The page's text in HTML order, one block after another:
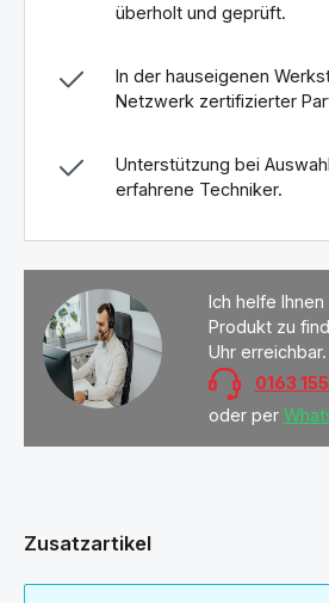
überholt und geprüft.
In der hauseigenen
Netzwerk zertifizierter
Unterstützung bei
erfahrene Techniker.
Ich helfe
Produkt zu
Uhr erreichbar.
0163
oder per
Zusatzartikel